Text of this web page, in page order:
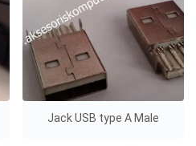
Jack USB type A Male